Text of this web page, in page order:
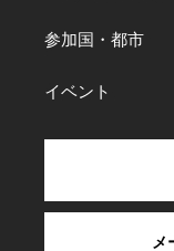
参加国・都市
イベント
メ